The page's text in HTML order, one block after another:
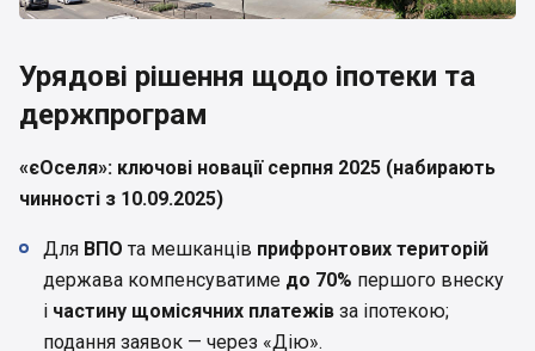
Урядові рішення щодо іпотеки та
держпрограм
«єОселя»: ключові новації серпня 2025 (набирають
чинності з 10.09.2025)
Для ВПО та мешканців прифронтових територій
держава компенсуватиме до 70% першого внеску
і частину щомісячних платежів за іпотекою;
подання заявок — через «Дію».